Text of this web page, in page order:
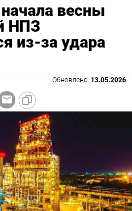
весны
НПЗ
из-за удара
Обновлено: 13.05.2026